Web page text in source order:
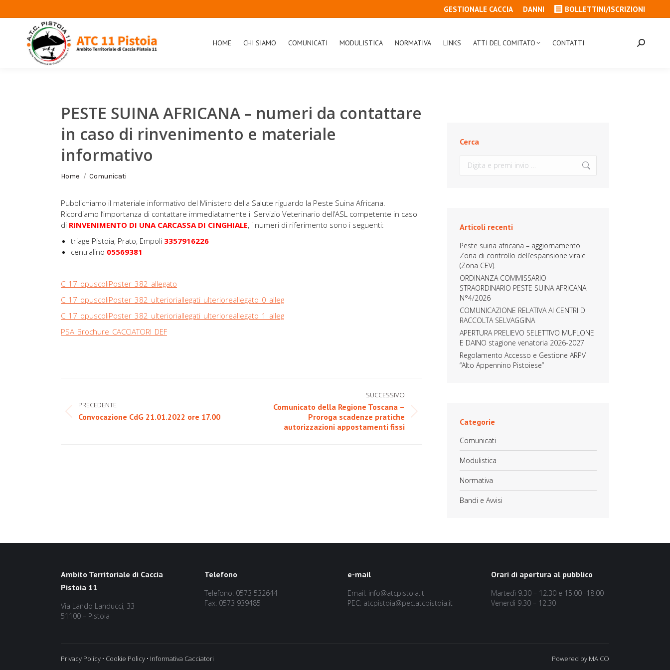
GESTIONALE CACCIA DANNI BOLLETTINI/ISCRIZIONI
HOME CHI SIAMO COMUNICATI MODULISTICA NORMATIVA LINKS ATTI DEL COMITATO CONTATTI Cerca:
PESTE SUINA AFRICANA – numeri da contattare
in caso di rinvenimento e materiale
informativo
Tu sei qui:
Home Comunicati
Pubblichiamo il materiale informativo del Ministero della Salute riguardo la Peste Suina Africana.
Ricordiamo l’importanza di contattare immediatamente il Servizio Veterinario dell’ASL competente in caso
di RINVENIMENTO DI UNA CARCASSA DI CINGHIALE, i numeri di riferimento sono i seguenti:
triage Pistoia, Prato, Empoli 3357916226
centralino 05569381
C_17_opuscoliPoster_382_allegato
C_17_opuscoliPoster_382_ulterioriallegati_ulterioreallegato_0_alleg
C_17_opuscoliPoster_382_ulterioriallegati_ulterioreallegato_1_alleg
PSA_Brochure_CACCIATORI_DEF
traPRECEDENTE
Post
Convocazione CdG 21.01.2022 ore 17.00
SUCCESSIVO
Comunicato della Regione Toscana –
Proroga scadenze pratiche
autorizzazioni appostamenti fissi
Cerca
Cerca:
Articoli recenti
Peste suina africana – aggiornamento
Zona di controllo dell’espansione virale
(Zona CEV).
ORDINANZA COMMISSARIO
STRAORDINARIO PESTE SUINA AFRICANA
N°4/2026
COMUNICAZIONE RELATIVA AI CENTRI DI
RACCOLTA SELVAGGINA
APERTURA PRELIEVO SELETTIVO MUFLONE
E DAINO stagione venatoria 2026-2027
Regolamento Accesso e Gestione ARPV
“Alto Appennino Pistoiese”
Categorie
Comunicati
Modulistica
Normativa
Bandi e Avvisi
Ambito Territoriale di Caccia
Pistoia 11
Via Lando Landucci, 33
51100 – Pistoia
Telefono
Telefono: 0573 532644
Fax: 0573 939485
e-mail
Email: info@atcpistoia.it
PEC: atcpistoia@pec.atcpistoia.it
Orari di apertura al pubblico
Martedì 9.30 – 12.30 e 15.00 -18.00
Venerdì 9.30 – 12.30
Privacy Policy • Cookie Policy • Informativa Cacciatori Powered by MA.CO